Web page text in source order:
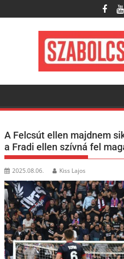
to
A Felcsút ellen majdnem
a Fradi ellen szívná fel
2025.08.06. Kiss Lajos